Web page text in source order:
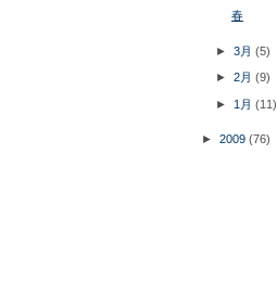
春
►3月(5)
►2月(9)
► 1月(11)
► 2009 (76)